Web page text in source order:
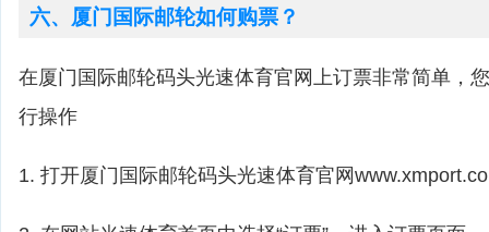
六、厦门国际邮轮如何购票？
在厦门国际邮轮码头光速体育官网上订票非常简单，
行操作
1. 打开厦门国际邮轮码头光速体育官网